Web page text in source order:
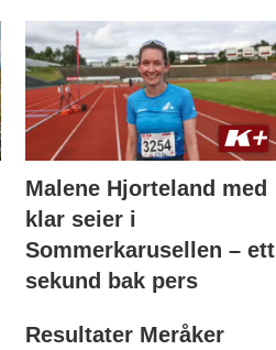
Malene Hjorteland med
klar seier i
Sommerkarusellen – ett
sekund bak pers
Resultater Meråker